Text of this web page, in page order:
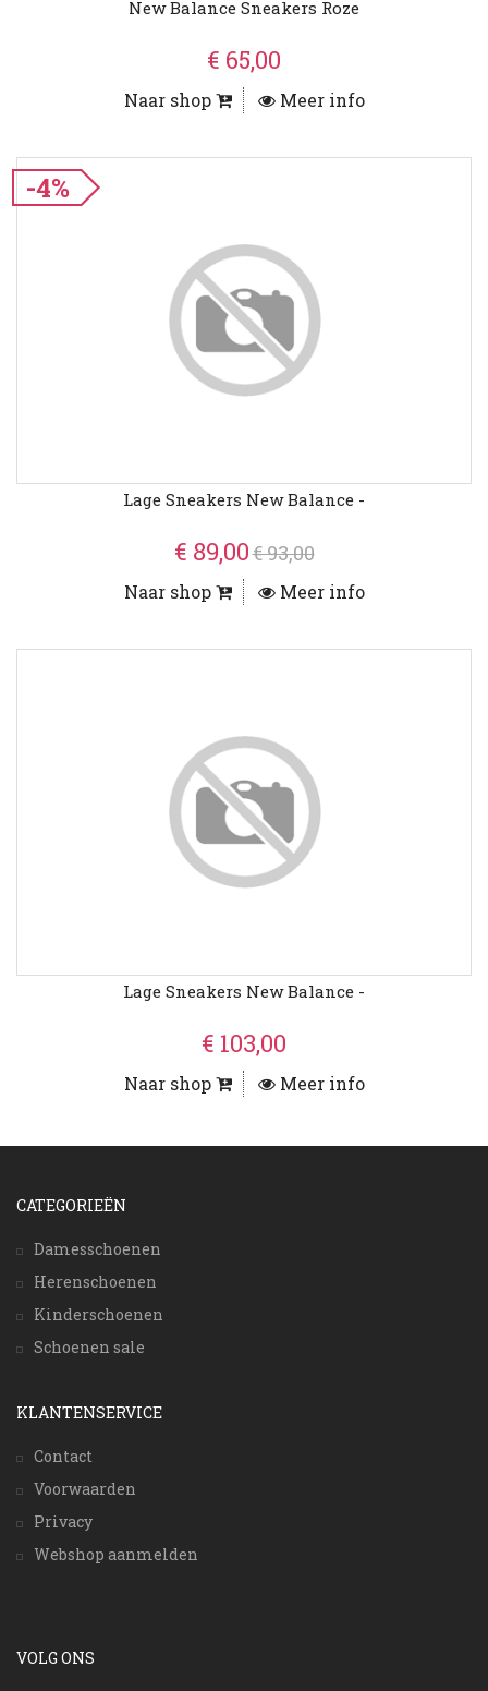
New Balance Sneakers Roze
€ 65,00
Naar shop Meer info
-4%
Lage Sneakers New Balance -
€ 89,00€ 93,00
Naar shop Meer info
Lage Sneakers New Balance -
€ 103,00
Naar shop Meer info
CATEGORIEËN
Damesschoenen
Herenschoenen
Kinderschoenen
Schoenen sale
KLANTENSERVICE
Contact
Voorwaarden
Privacy
Webshop aanmelden
VOLG ONS